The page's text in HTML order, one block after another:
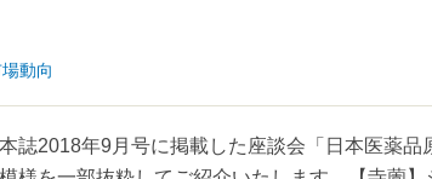
動向
誌2018年9月号に掲載した座談会「日本医薬品